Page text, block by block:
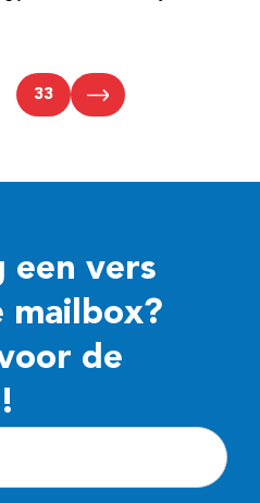
33
een vers
mailbox?
de